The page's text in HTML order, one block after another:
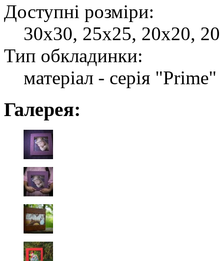
Доступні розміри:
30х30, 25х25, 20х20,
Тип обкладинки:
матеріал - серія
Галерея: